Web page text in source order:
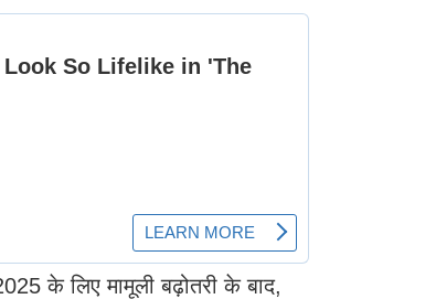
के लिए मामूली बढ़ोतरी के बाद,